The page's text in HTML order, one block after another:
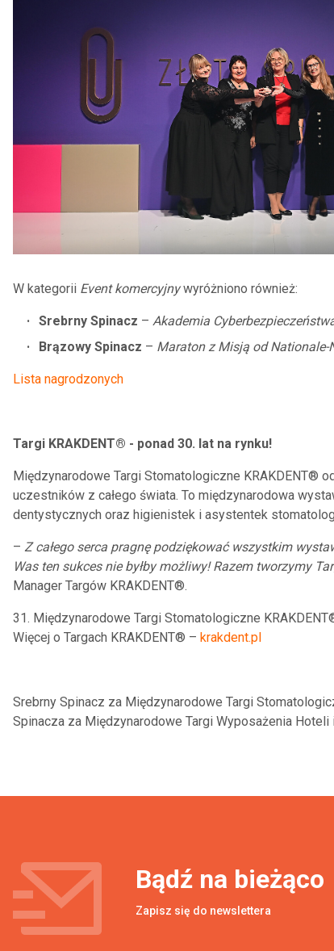
W kategorii Event komercyjnywyróżniono również:
Srebrny Spinacz – Akademia
Brązowy Spinacz – Maraton z Misją od Nationale-
Lista nagrodzonych
Targi KRAKDENT® - ponad 30. lat na rynku!
Międzynarodowe Targi Stomatologiczne KRAKDENT®
uczestników z całego świata. To międzynarodowa
dentystycznych oraz higienistek i asystentek
– Z całego serca pragnę podziękować wszystkim
Was ten sukces nie byłby możliwy! Razem tworzymy
Manager Targów KRAKDENT®.
31. Międzynarodowe Targi Stomatologiczne
Więcej o Targach KRAKDENT® – krakdent.pl
Srebrny Spinacz za Międzynarodowe Targi
Spinacza za Międzynarodowe Targi Wyposażenia
Bądź na bieżąco
Zapisz się do newslettera